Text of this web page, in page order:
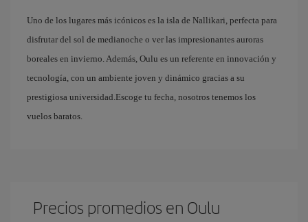
Uno de los lugares más icónicos es la isla de Nallikari, perfecta para
disfrutar del sol de medianoche o ver las impresionantes auroras
boreales en invierno. Además, Oulu es un referente en innovación y
tecnología, con un ambiente joven y dinámico gracias a su
prestigiosa universidad.Escoge tu fecha, nosotros tenemos los
vuelos baratos.
Precios promedios en Oulu